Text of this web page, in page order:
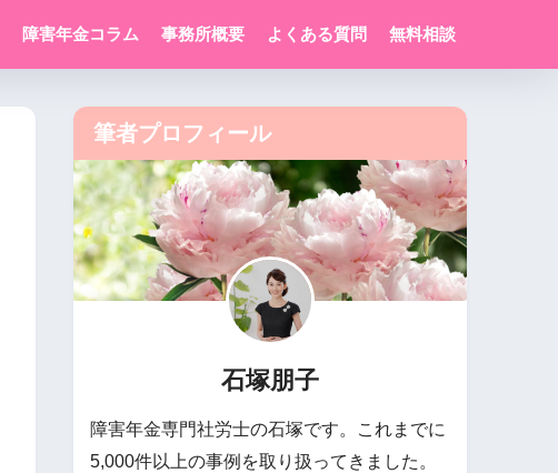
障害年金コラム 事務所概要 よくある質問 無料相談
筆者プロフィール
石塚朋子
障害年金専門社労士の石塚です。これまでに
5,000件以上の事例を取り扱ってきました。